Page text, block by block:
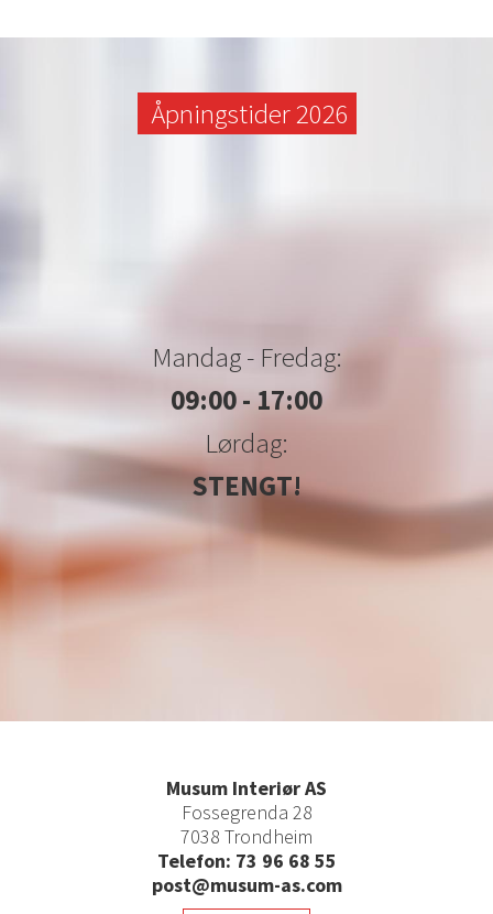
Åpningstider 2026
Mandag - Fredag:
09:00 - 17:00
Lørdag:
STENGT!
Musum Interiør AS
Fossegrenda 28
7038 Trondheim
Telefon: 73 96 68 55
post@musum-as.com